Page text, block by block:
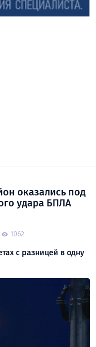
оказались под
удара БПЛА
1062
с разницей в одну